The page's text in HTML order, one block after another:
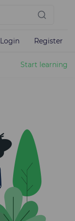
Login Register
Start learning